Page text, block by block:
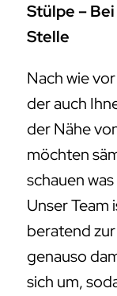
Stülpe –
Stelle
Nach wie
der auch
der Nähe
möchten
schauen
Unser Team
beratend
genauso
sich um,